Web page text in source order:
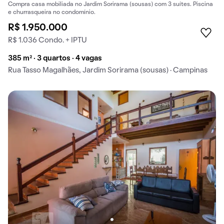
Compra casa mobiliada no Jardim Sorirama (sousas) com 3 suítes. Piscina
e churrasqueira no condomínio.
R$ 1.950.000
R$ 1.036 Condo. + IPTU
385 m² · 3 quartos · 4 vagas
Rua Tasso Magalhães, Jardim Sorirama (sousas) · Campinas